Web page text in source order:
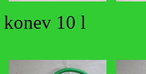
konev 10 l